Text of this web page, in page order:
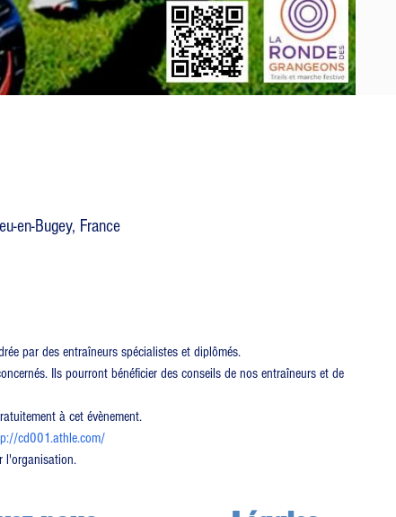
en-Bugey, France
par des entraîneurs spécialistes et diplômés.
Ils pourront bénéficier des conseils de nos entraîneurs et de
à cet évènement.
cd001.athle.com/
l'organisation.